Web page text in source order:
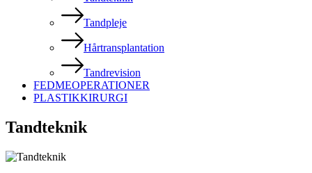
Tandpleje
Hårtransplantation
Tandrevision
FEDMEOPERATIONER
PLASTIKKIRURGI
Tandteknik